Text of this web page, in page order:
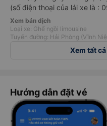
(số điện thoại của lái xe là :
Xem bản dịch
Loại xe: Ghế ngồi limousine
Tuyến đường: Hải Phòng (Vĩnh
Xem tất
Hướng dẫn đặt vé